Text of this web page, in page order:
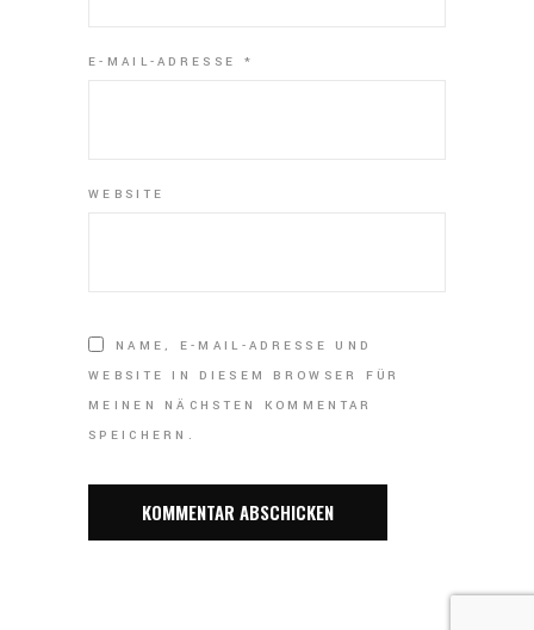
E-MAIL-ADRESSE *
WEBSITE
NAME, E-MAIL-ADRESSE UND
WEBSITE IN DIESEM BROWSER FÜR
MEINEN NÄCHSTEN KOMMENTAR
SPEICHERN.